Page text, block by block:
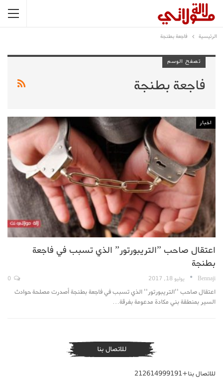
الرئيسية فاجعة بطنجة
تصفح الوسم
فاجعة بطنجة
اخبار
اعتقال صاحب ”التريبورتور” الذي تسبب في فاجعة
بطنجة
Bennaji يوليو 18, 2017
اعتقال صاحب ''التريبورتور'' الذي تسبب في فاجعة بطنجة أصدرت مصلحة حوادث
السير بمنطقة بني مكادة مدعومة بفرقة…
للاتصال بنا
للاتصال بنا+212614999191